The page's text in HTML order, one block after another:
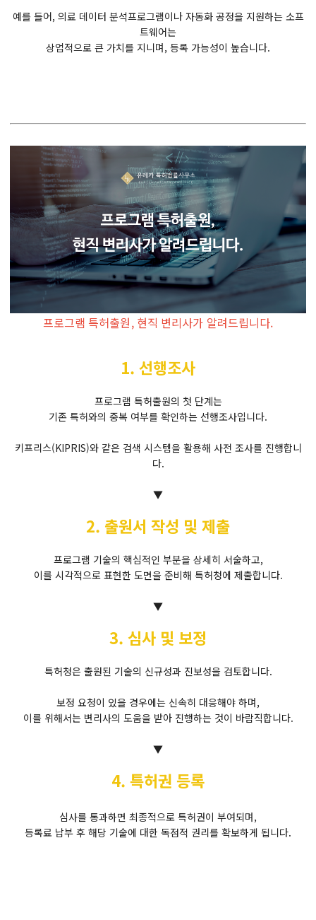
예를 들어, 의료 데이터 분석프로그램이나 자동화 공정을 지원하는 소프
트웨어는
상업적으로 큰 가치를 지니며, 등록 가능성이 높습니다.
프로그램 특허출원, 현직 변리사가 알려드립니다.
1. 선행조사
프로그램 특허출원의 첫 단계는
기존 특허와의 중복 여부를 확인하는 선행조사입니다.
키프리스(KIPRIS)와 같은 검색 시스템을 활용해 사전 조사를 진행합니
다.
▼
2. 출원서 작성 및 제출
프로그램 기술의 핵심적인 부분을 상세히 서술하고,
이를 시각적으로 표현한 도면을 준비해 특허청에 제출합니다.
▼
3. 심사 및 보정
특허청은 출원된 기술의 신규성과 진보성을 검토합니다.
보정 요청이 있을 경우에는 신속히 대응해야 하며,
이를 위해서는 변리사의 도움을 받아 진행하는 것이 바람직합니다.
▼
4. 특허권 등록
심사를 통과하면 최종적으로 특허권이 부여되며,
등록료 납부 후 해당 기술에 대한 독점적 권리를 확보하게 됩니다.